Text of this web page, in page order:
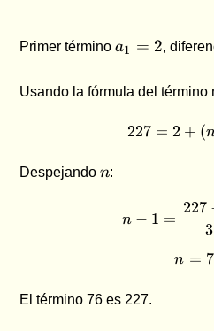
Primer términoa_1
a1 = 2,
Usando la fórmula del término
227 = 2 + (
Despejandon
n:
n
n − 1 =
3
227
n
n =
El término 76 es 227.